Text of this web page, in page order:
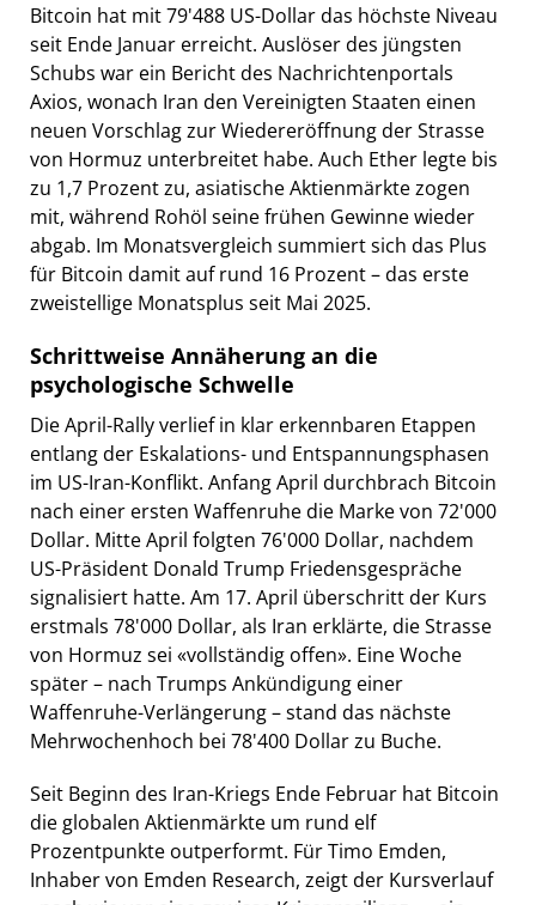
Bitcoin hat mit 79'488 US-Dollar das höchste Niveau
seit Ende Januar erreicht. Auslöser des jüngsten
Schubs war ein Bericht des Nachrichtenportals
Axios, wonach Iran den Vereinigten Staaten einen
neuen Vorschlag zur Wiedereröffnung der Strasse
von Hormuz unterbreitet habe. Auch Ether legte bis
zu 1,7 Prozent zu, asiatische Aktienmärkte zogen
mit, während Rohöl seine frühen Gewinne wieder
abgab. Im Monatsvergleich summiert sich das Plus
für Bitcoin damit auf rund 16 Prozent – das erste
zweistellige Monatsplus seit Mai 2025.
Schrittweise Annäherung an die
psychologische Schwelle
Die April-Rally verlief in klar erkennbaren Etappen
entlang der Eskalations- und Entspannungsphasen
im US-Iran-Konflikt. Anfang April durchbrach Bitcoin
nach einer ersten Waffenruhe die Marke von 72'000
Dollar. Mitte April folgten 76'000 Dollar, nachdem
US-Präsident Donald Trump Friedensgespräche
signalisiert hatte. Am 17. April überschritt der Kurs
erstmals 78'000 Dollar, als Iran erklärte, die Strasse
von Hormuz sei «vollständig offen». Eine Woche
später – nach Trumps Ankündigung einer
Waffenruhe-Verlängerung – stand das nächste
Mehrwochenhoch bei 78'400 Dollar zu Buche.
Seit Beginn des Iran-Kriegs Ende Februar hat Bitcoin
die globalen Aktienmärkte um rund elf
Prozentpunkte outperformt. Für Timo Emden,
Inhaber von Emden Research, zeigt der Kursverlauf